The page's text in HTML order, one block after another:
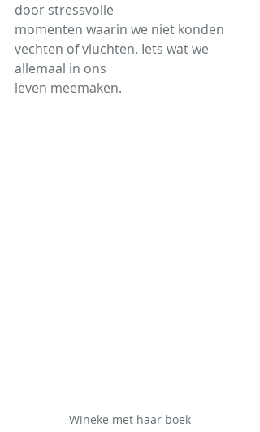
door stressvolle
momenten waarin we niet konden
vechten of vluchten. Iets wat we
allemaal in ons
leven meemaken.
Wineke met haar boek